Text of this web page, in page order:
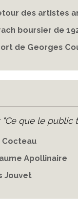
des artistes
boursier de
de Georges
"Ce que le
Cocteau
Apollinaire
Jouvet